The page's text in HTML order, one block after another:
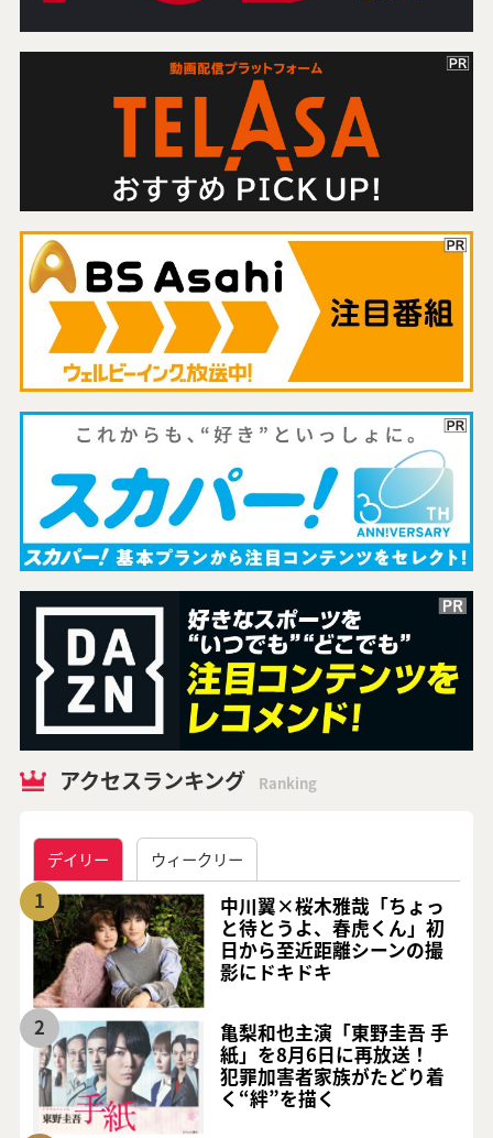
アクセスランキング Ranking
デイリー ウィークリー
1
中川翼×桜木雅哉「ちょっ
と待とうよ、春虎くん」初
日から至近距離シーンの撮
影にドキドキ
2
亀梨和也主演「東野圭吾 手
紙」を8月6日に再放送！
犯罪加害者家族がたどり着
く“絆”を描く